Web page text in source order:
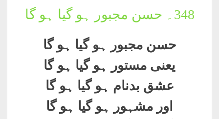
348۔ حسن مجبور ہو گیا ہو گا
حسن مجبور ہو گیا ہو گا
یعنی مستور ہو گیا ہو گا
عشق بدنام ہو گیا ہو گا
اور مشہور ہو گیا ہو گا